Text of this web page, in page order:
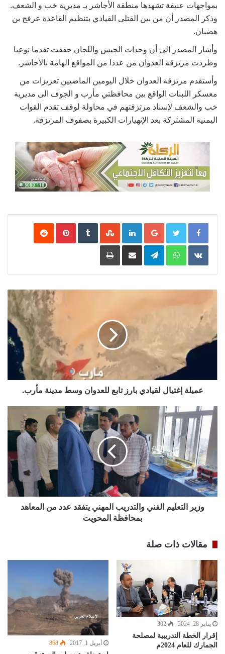
بمواجهات عنيفة تشهدها منطقة الأجاشر بـ مديرية خب و الشعف.
وذكر المصدر أن من بين القتلى القيادي بتنظيم القاعدة عرفج بن
هضبان.
وأشار المصدر الى أن وحدات الجيش واللجان حققت تقدما نوعيا
وطردت مرتزقة العدوان من عددا من المواقع الهامة بالأجاشر.
وأستقدم مرتزقة العدوان خلال اليومين الماضيين تعزيزات من
معسكر اللبنات الواقع بين محافظتي مأرب و الجوف الى مديرية
خب والشعف لإسناد مرتزقتهم في محاولة لوقف تقدم القوات
اليمنية المشتركة بعد الإنهيارات الكبيرة بصفوف المرتزقة.
Google+
LinkedIn
‏StumbleUpon
‏VKontakte
WhatsApp
Telegram مشاركة عبر البريد طباعة
عميلة إغتيال لقيادي بارز تابع للعدوان وسط مدينة مأرب.
وزير التعليم الفني والتدريب المهني يتفقد عدد من المعاهد
بمحافظة المحويت
مقالات ذات صلة
يناير 28, 2024 302
إقرار الخطة التدريبية لمصلحة
الجمارك للعام 2024م
أبريل 1, 2017 868